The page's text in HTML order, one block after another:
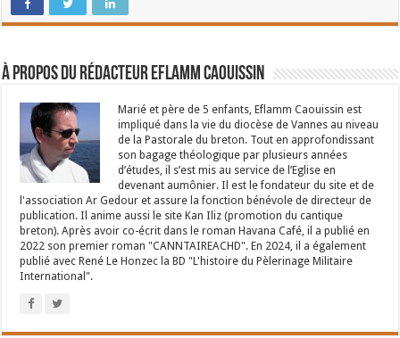
À propos du rédacteur Eflamm Caouissin
Marié et père de 5 enfants, Eflamm Caouissin est
impliqué dans la vie du diocèse de Vannes au niveau
de la Pastorale du breton. Tout en approfondissant
son bagage théologique par plusieurs années
d’études, il s’est mis au service de l’Eglise en
devenant aumônier. Il est le fondateur du site et de
l'association Ar Gedour et assure la fonction bénévole de directeur de
publication. Il anime aussi le site Kan Iliz (promotion du cantique
breton). Après avoir co-écrit dans le roman Havana Café, il a publié en
2022 son premier roman "CANNTAIREACHD". En 2024, il a également
publié avec René Le Honzec la BD "L'histoire du Pèlerinage Militaire
International".